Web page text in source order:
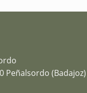
Peñalsordo (Badajoz)